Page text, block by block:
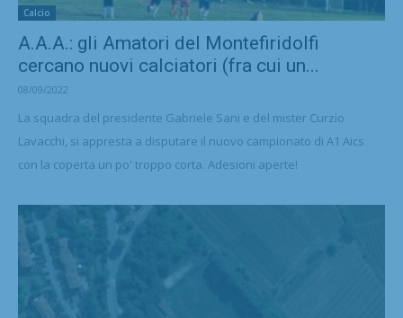
Calcio
A.A.A.: gli Amatori del Montefiridolfi
cercano nuovi calciatori (fra cui un...
08/09/2022
La squadra del presidente Gabriele Sani e del mister Curzio
Lavacchi, si appresta a disputare il nuovo campionato di A1 Aics
con la coperta un po' troppo corta. Adesioni aperte!